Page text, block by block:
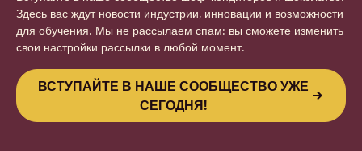
Здесь вас ждут новости индустрии, инновации и возможности
для обучения. Мы не рассылаем спам: вы сможете изменить
свои настройки рассылки в любой момент.
ВСТУПАЙТЕ В НАШЕ СООБЩЕСТВО УЖЕ
СЕГОДНЯ!